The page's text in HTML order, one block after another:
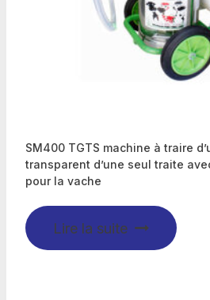
SM400 TGTS machine à traire
transparent d’une seul traite
pour la vache
Lire la suite